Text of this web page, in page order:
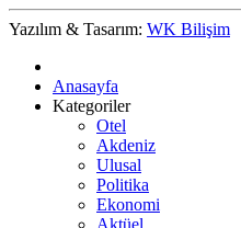
Yazılım & Tasarım: WK Bilişim
Anasayfa
Kategoriler
Otel
Akdeniz
Ulusal
Politika
Ekonomi
Aktüel